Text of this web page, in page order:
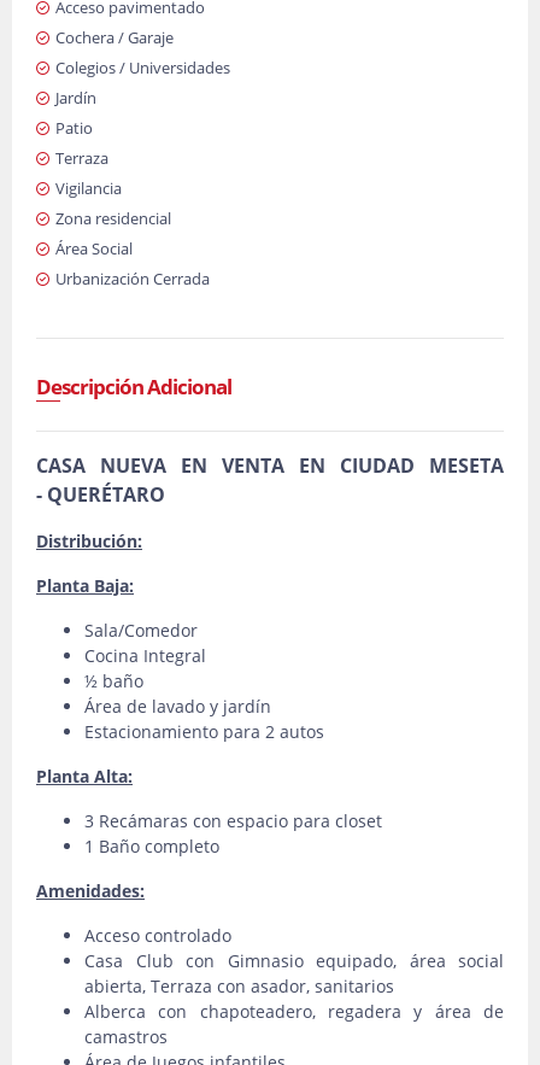
Acceso pavimentado
Cochera / Garaje
Colegios / Universidades
Jardín
Patio
Terraza
Vigilancia
Zona residencial
Área Social
Urbanización Cerrada
Descripción Adicional
CASA NUEVA EN VENTA EN CIUDAD MESETA
- QUERÉTARO
Distribución:
Planta Baja:
Sala/Comedor
Cocina Integral
½ baño
Área de lavado y jardín
Estacionamiento para 2 autos
Planta Alta:
3 Recámaras con espacio para closet
1 Baño completo
Amenidades:
Acceso controlado
Casa Club con Gimnasio equipado, área social
abierta, Terraza con asador, sanitarios
Alberca con chapoteadero, regadera y área de
camastros